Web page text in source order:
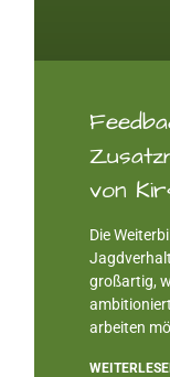
von
Die
großartig,
arbeiten